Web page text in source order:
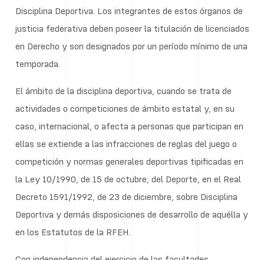
Disciplina Deportiva. Los integrantes de estos órganos de
justicia federativa deben poseer la titulación de licenciados
en Derecho y son designados por un período mínimo de una
temporada.
El ámbito de la disciplina deportiva, cuando se trata de
actividades o competiciones de ámbito estatal y, en su
caso, internacional, o afecta a personas que participan en
ellas se extiende a las infracciones de reglas del juego o
competición y normas generales deportivas tipificadas en
la Ley 10/1990, de 15 de octubre, del Deporte, en el Real
Decreto 1591/1992, de 23 de diciembre, sobre Disciplina
Deportiva y demás disposiciones de desarrollo de aquélla y
en los Estatutos de la RFEH.